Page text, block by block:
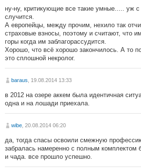
ну-ну, критикующие все такие умные..... уж с
случится.
А европейцы, между прочим, нехило так
страховые взносы, поэтому и считают, что
горы когда им заблагорассудится.
Хорошо, что всё хорошо закончилось. А то
это сплошной некролог.
baraus , 19.08.2014 13:33
в 2012 на озере аккем была идентичная
одна и на лошади приехала.
wibe , 20.08.2014 06:20
да, тогда спасы освоили смежную
забралась намеренно с полным комплектом
и чада. все прошло успешно.